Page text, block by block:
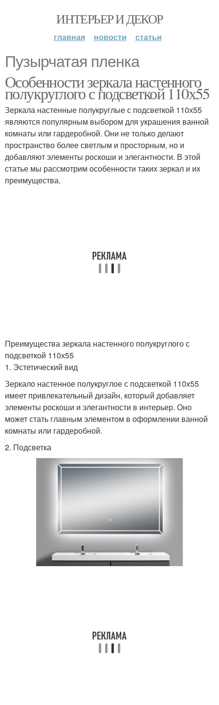
ИНТЕРЬЕР И ДЕКОР
главная новости статьи
Пузырчатая пленка
Особенности зеркала настенного
полукруглого с подсветкой 110х55
Зеркала настенные полукруглые с подсветкой 110х55
являются популярным выбором для украшения ванной
комнаты или гардеробной. Они не только делают
пространство более светлым и просторным, но и
добавляют элементы роскоши и элегантности. В этой
статье мы рассмотрим особенности таких зеркал и их
преимущества.
Преимущества зеркала настенного полукруглого с
подсветкой 110х55
1. Эстетический вид
Зеркало настенное полукруглое с подсветкой 110х55
имеет привлекательный дизайн, который добавляет
элементы роскоши и элегантности в интерьер. Оно
может стать главным элементом в оформлении ванной
комнаты или гардеробной.
2. Подсветка